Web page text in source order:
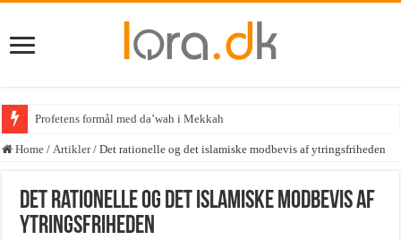
Betydningen
Home / Artikler / Det rationelle og det islamiske modbevis af ytringsfriheden
Det rationelle og det islamiske modbevis af
ytringsfriheden